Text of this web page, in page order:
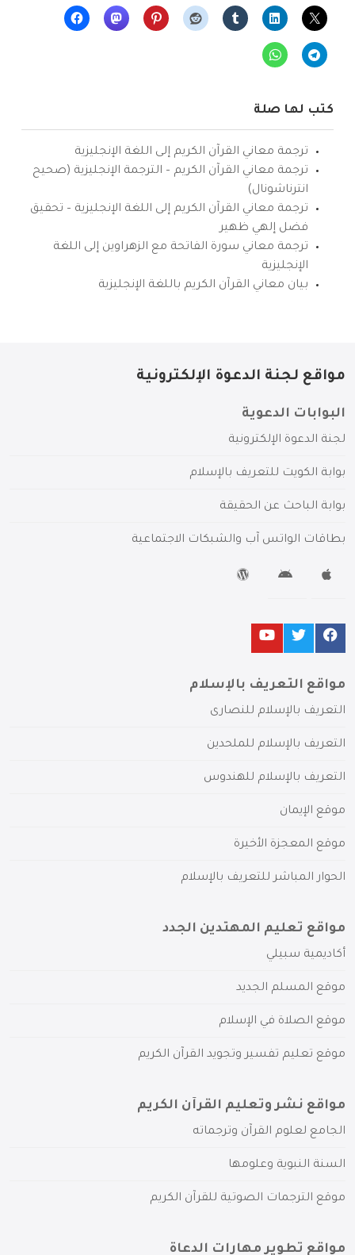
كتب لها صلة
ترجمة معاني القرآن الكريم إلى اللغة الإنجليزية
ترجمة معاني القرآن الكريم – الترجمة الإنجليزية (صحيح
انترناشونال)
ترجمة معاني القرآن الكريم إلى اللغة الإنجليزية – تحقيق
فضل إلهي ظهير
ترجمة معاني سورة الفاتحة مع الزهراوين إلى اللغة
الإنجليزية
بيان معاني القرآن الكريم باللغة الإنجليزية
مواقع لجنة الدعوة الإلكترونية
البوابات الدعوية
لجنة الدعوة الإلكترونية
بوابة الكويت للتعريف بالإسلام
بوابة الباحث عن الحقيقة
بطاقات الواتس آب والشبكات الاجتماعية
مواقع التعريف بالإسلام
التعريف بالإسلام للنصارى
التعريف بالإسلام للملحدين
التعريف بالإسلام للهندوس
موقع الإيمان
موقع المعجزة الأخيرة
الحوار المباشر للتعريف بالإسلام
مواقع تعليم المهتدين الجدد
أكاديمية سبيلي
موقع المسلم الجديد
موقع الصلاة في الإسلام
موقع تعليم تفسير وتجويد القرآن الكريم
مواقع نشر وتعليم القرآن الكريم
الجامع لعلوم القرآن وترجماته
السنة النبوية وعلومها
موقع الترجمات الصوتية للقرآن الكريم
مواقع تطوير مهارات الدعاة